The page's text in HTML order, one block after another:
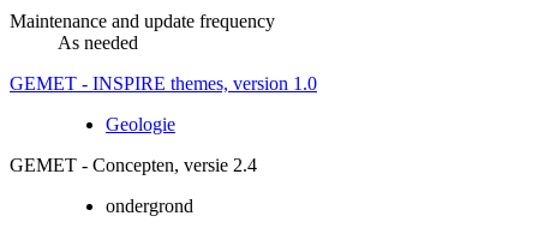
Maintenance and update frequency
As needed
GEMET - INSPIRE themes, version 1.0
Geologie
GEMET - Concepten, versie 2.4
ondergrond